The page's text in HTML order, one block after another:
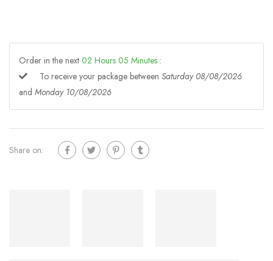
Order in the next 02 Hours 05 Minutes :
To receive your package between Saturday 08/08/2026
and Monday 10/08/2026
Share on: